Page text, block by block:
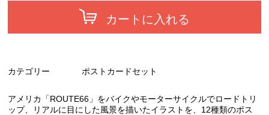
カートに入れる
カテゴリー ポストカードセット
アメリカ「ROUTE66」をバイクやモーターサイクルでロードトリ
ップ、リアルに目にした風景を描いたイラストを、12種類のポス